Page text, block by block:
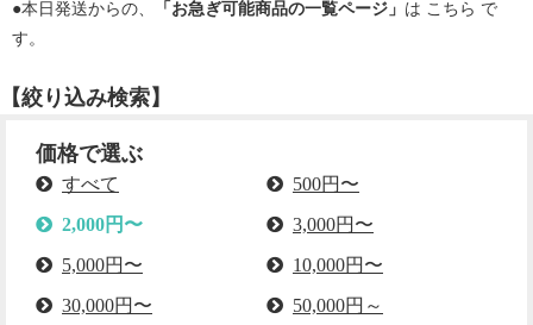
●本日発送からの、
「お急ぎ可能商品の一覧ページ」 は こちら で
す。
【絞り込み検索】
価格で選ぶ
すべて
500円〜
2,000円〜
3,000円〜
5,000円〜
10,000円〜
30,000円〜
50,000円～